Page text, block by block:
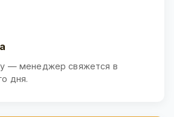
— менеджер свяжется в
дня.